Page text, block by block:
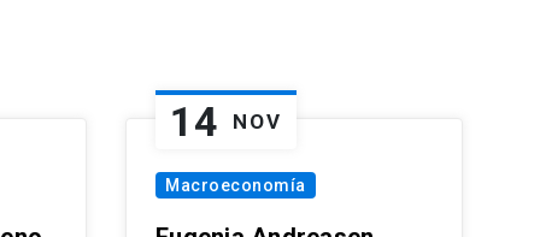
14 NOV
Macroeconomía